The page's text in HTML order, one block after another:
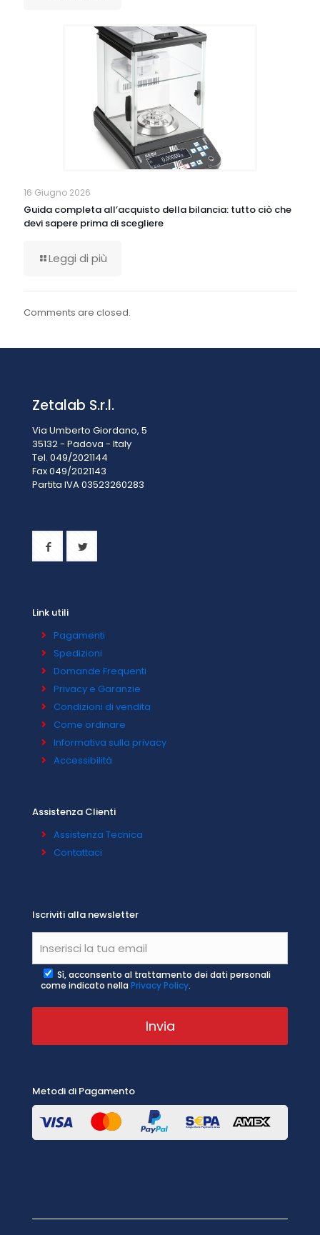
16 Giugno 2026
Guida completa all’acquisto della bilancia: tutto ciò che
devi sapere prima di scegliere
Leggi di più
Comments are closed.
Zetalab S.r.l.
Via Umberto Giordano, 5
35132 - Padova - Italy
Tel. 049/2021144
Fax 049/2021143
Partita IVA 03523260283
Link utili
Pagamenti
Spedizioni
Domande Frequenti
Privacy e Garanzie
Condizioni di vendita
Come ordinare
Informativa sulla privacy
Accessibilità
Assistenza Clienti
Assistenza Tecnica
Contattaci
Iscriviti alla newsletter
Sì, acconsento al trattamento dei dati personali
come indicato nella Privacy Policy.
Metodi di Pagamento